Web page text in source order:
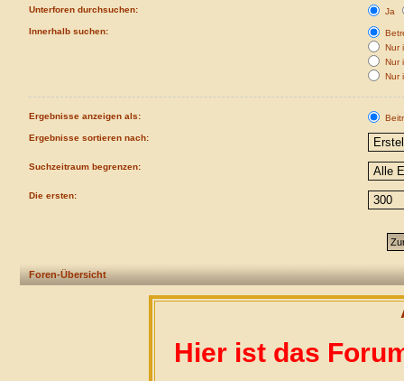
Unterforen durchsuchen:
Ja
Innerhalb suchen:
Nur
Nur
Nur
Ergebnisse anzeigen als:
Ergebnisse sortieren nach:
Suchzeitraum begrenzen:
Die ersten:
Foren-Übersicht
Hier ist das